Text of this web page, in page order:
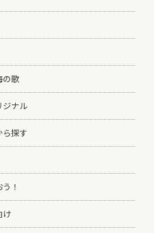
の歌
ジナル
ら探す
！
け